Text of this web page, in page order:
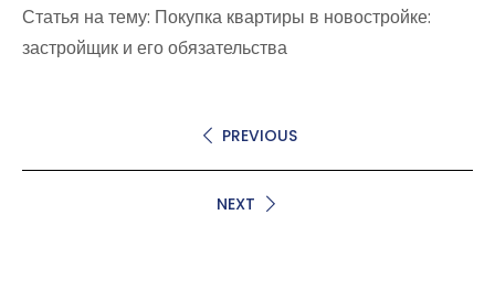
Статья на тему: Покупка квартиры в новостройке:
застройщик и его обязательства
PREVIOUS
NEXT